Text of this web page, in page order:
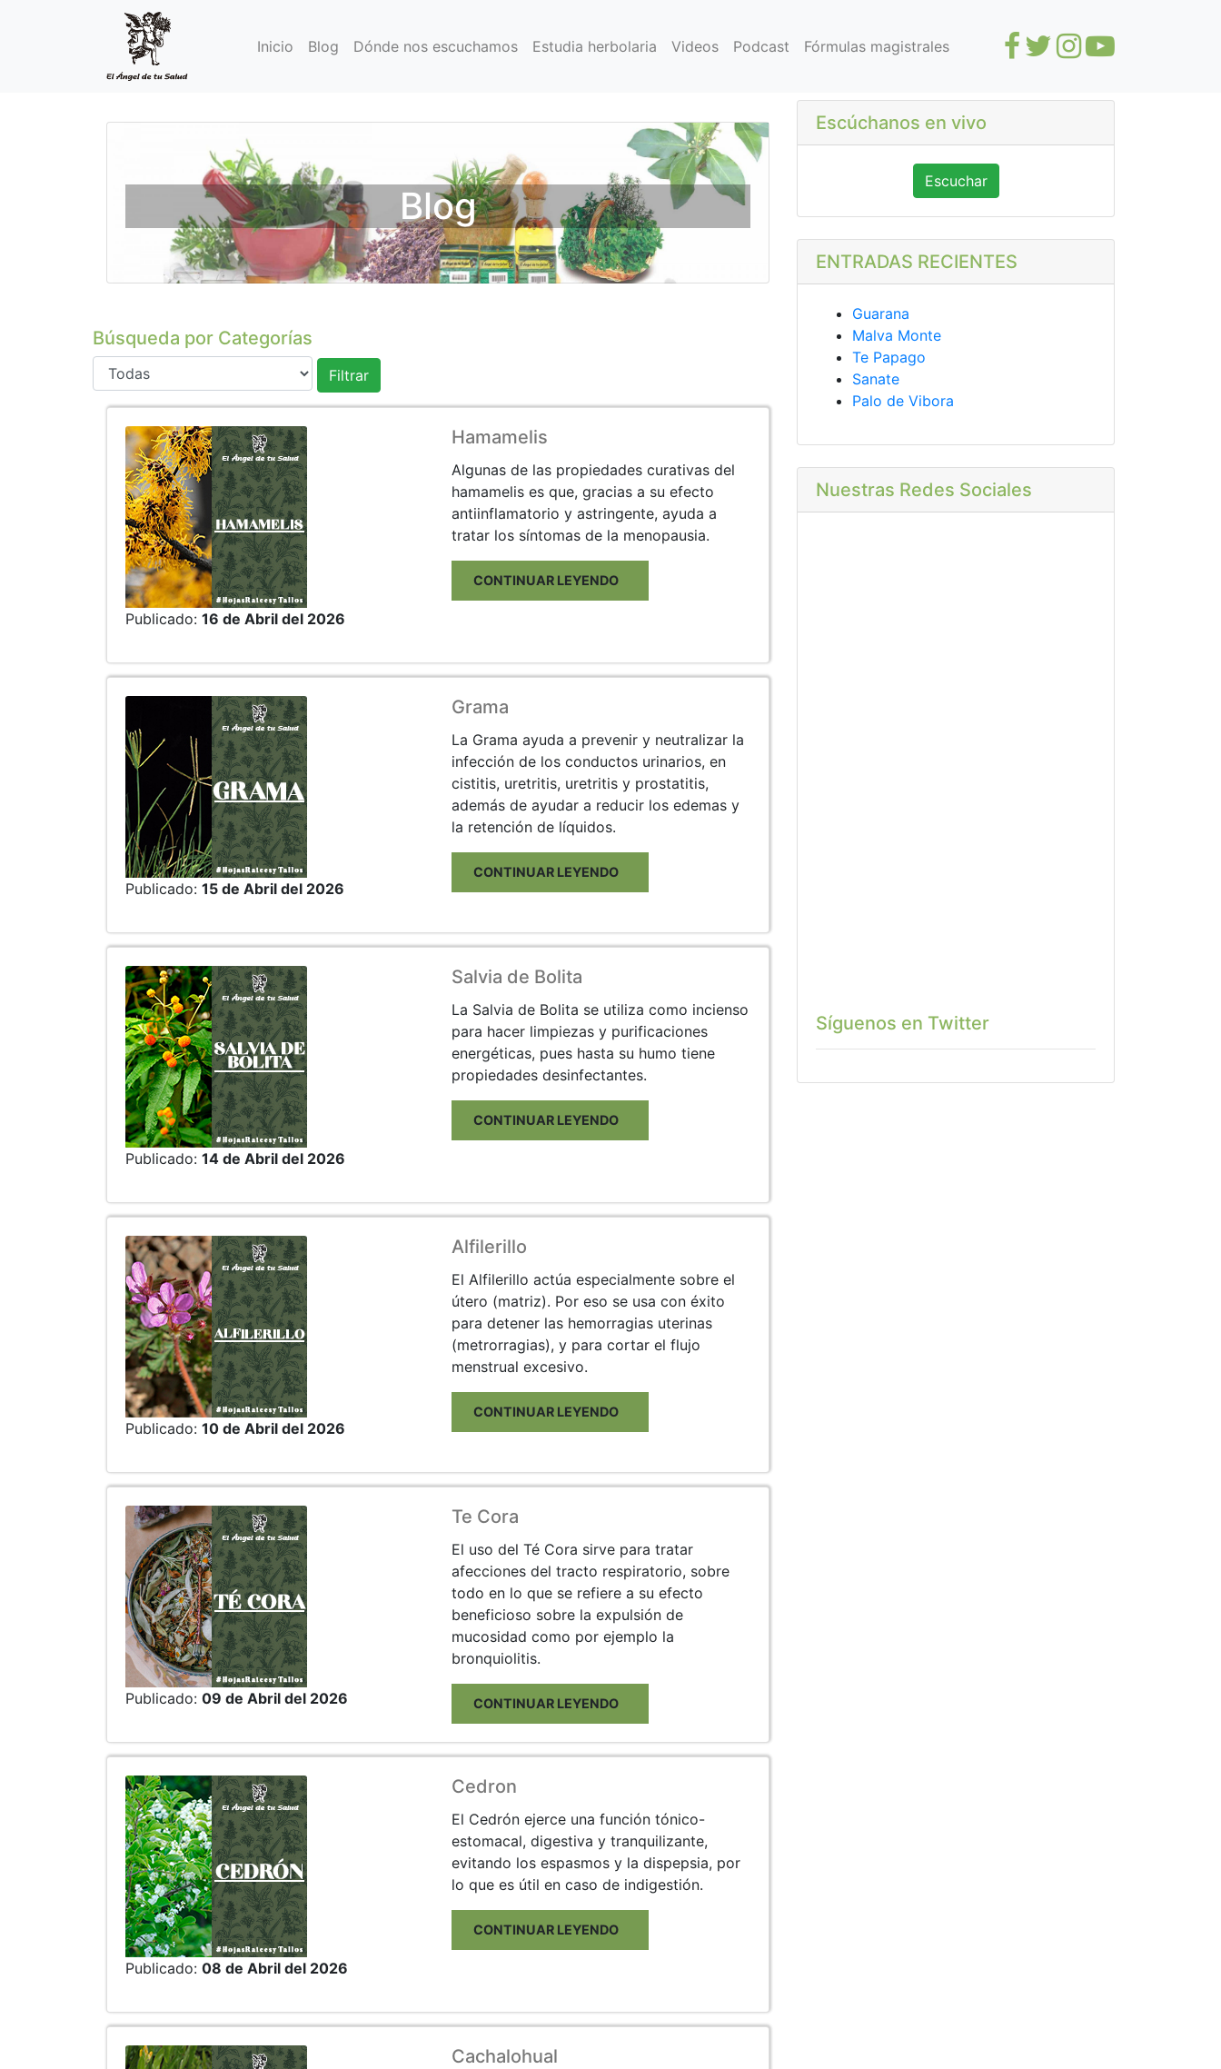
Inicio Blog Dónde nos escuchamos Estudia herbolaria Videos Podcast Fórmulas magistrales
Blog
Búsqueda por Categorías
Filtrar
Publicado: 16 de Abril del 2026
Hamamelis
Algunas de las propiedades curativas del
hamamelis es que, gracias a su efecto
antiinflamatorio y astringente, ayuda a
tratar los síntomas de la menopausia.
CONTINUAR LEYENDO
Publicado: 15 de Abril del 2026
Grama
La Grama ayuda a prevenir y neutralizar la
infección de los conductos urinarios, en
cistitis, uretritis, uretritis y prostatitis,
además de ayudar a reducir los edemas y
la retención de líquidos.
CONTINUAR LEYENDO
Publicado: 14 de Abril del 2026
Salvia de Bolita
La Salvia de Bolita se utiliza como incienso
para hacer limpiezas y purificaciones
energéticas, pues hasta su humo tiene
propiedades desinfectantes.
CONTINUAR LEYENDO
Publicado: 10 de Abril del 2026
Alfilerillo
El Alfilerillo actúa especialmente sobre el
útero (matriz). Por eso se usa con éxito
para detener las hemorragias uterinas
(metrorragias), y para cortar el flujo
menstrual excesivo.
CONTINUAR LEYENDO
Publicado: 09 de Abril del 2026
Te Cora
El uso del Té Cora sirve para tratar
afecciones del tracto respiratorio, sobre
todo en lo que se refiere a su efecto
beneficioso sobre la expulsión de
mucosidad como por ejemplo la
bronquiolitis.
CONTINUAR LEYENDO
Publicado: 08 de Abril del 2026
Cedron
El Cedrón ejerce una función tónico-
estomacal, digestiva y tranquilizante,
evitando los espasmos y la dispepsia, por
lo que es útil en caso de indigestión.
CONTINUAR LEYENDO
Cachalohual
Escúchanos en vivo
Escuchar
ENTRADAS RECIENTES
Guarana
Malva Monte
Te Papago
Sanate
Palo de Vibora
Nuestras Redes Sociales
Síguenos en Twitter